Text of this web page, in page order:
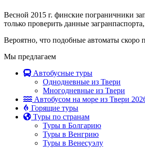
Весной 2015 г. финские пограничники
только проверить данные
Вероятно, что подобные автоматы скоро
Мы предлагаем
Автобусные туры
Однодневные из Твери
Многодневные из Твери
Автобусом на море из Твери
Горящие туры
Туры по странам
Туры в Болгарию
Туры в Венгрию
Туры в Венесуэлу